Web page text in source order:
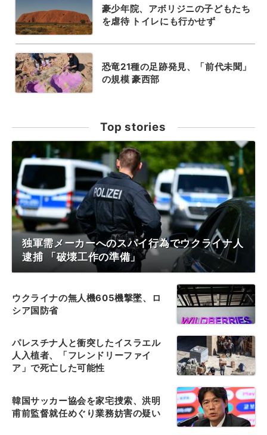
豪少年院、アボリジニの子どもたち
を虐待 トイレにも行かせず
恐竜21種の足跡発見、「前代未聞」
の規模 豪西部
Top stories
独軍需メーカーへのスパイ行為でウクライナ人
逮捕 「破壊工作の準備」
ウクライナの無人機605機撃墜、ロ
シア国防省
パレスチナ人と衝突したイスラエル
人入植者、「フレンドリーファイ
ア」で死亡した可能性
韓国サッカー協会を家宅捜索、洪明
甫前監督就任めぐり業務妨害の疑い